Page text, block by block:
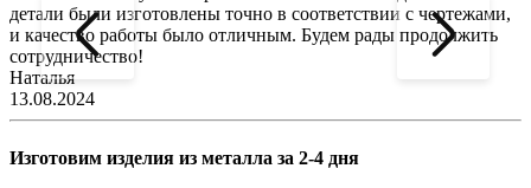
детали были изготовлены точно в соответствии с чертежами,
и качество работы было отличным. Будем рады продолжить
сотрудничество!
Наталья
13.08.2024
Изготовим изделия из металла за 2-4 дня